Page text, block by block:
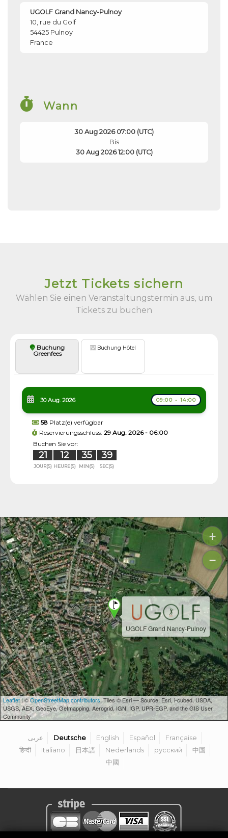
UGOLF Grand Nancy-Pulnoy
10, rue du Golf
54425 Pulnoy
France
Wann
30 Aug 2026 07:00 (UTC)
Bis
30 Aug 2026 12:00 (UTC)
Jetzt Tickets sichern
Wählen Sie einen Veranstaltungstermin aus, um
Tickets zu buchen
Buchung
Greenfees
Buchung Hôtel
30 Aug. 2026 09:00 - 14:00
58 Platz(e) verfügbar
Reservierungsschluss: 29 Aug. 2026 - 06:00
Buchen Sie vor:
21 12 35 39
JOUR(S) HEURE(S) MIN(S) SEC(S)
UGOLF Grand Nancy-Pulnoy
+
−
Leaflet| ©OpenStreetMap contributors, Tiles © Esri — Source: Esri, i-cubed, USDA,
USGS, AEX, GeoEye, Getmapping, Aerogrid, IGN, IGP, UPR-EGP, and the GIS User
Community
عربى Deutsche English Español
Française
हिन्दी
Italiano 日本語 Nederlands русский
中国
中國